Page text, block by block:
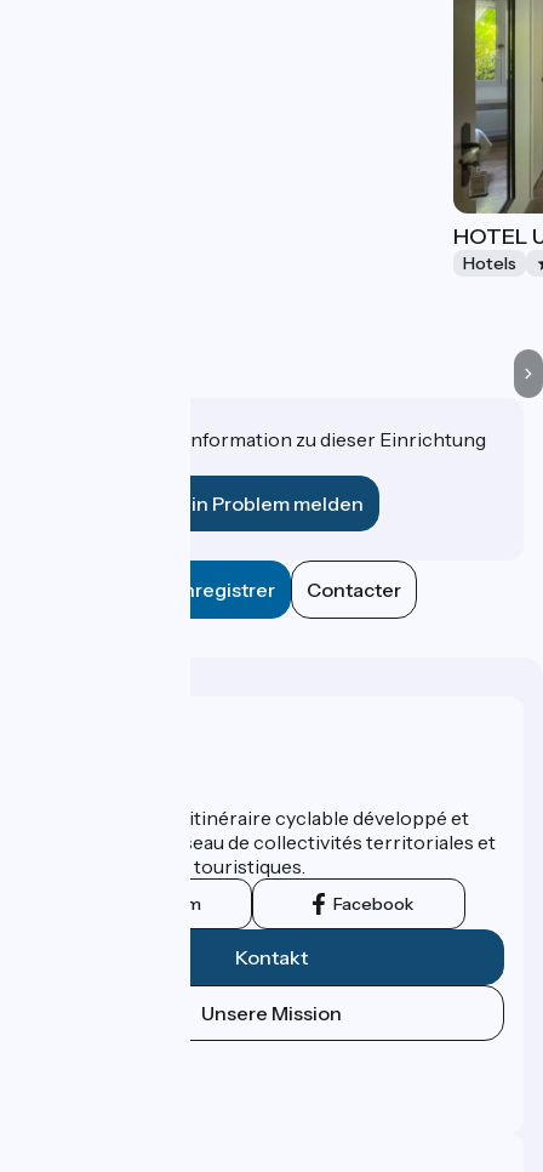
HOTEL
Hotels
Haben Sie eine Information zu dieser Einrichtung
Ein Problem melden
Enregistrer Contacter
ViaRhôna est un itinéraire cyclable développé et
promu par un réseau de collectivités territoriales et
leurs institutions touristiques.
Instagram Facebook
Kontakt
Unsere Mission